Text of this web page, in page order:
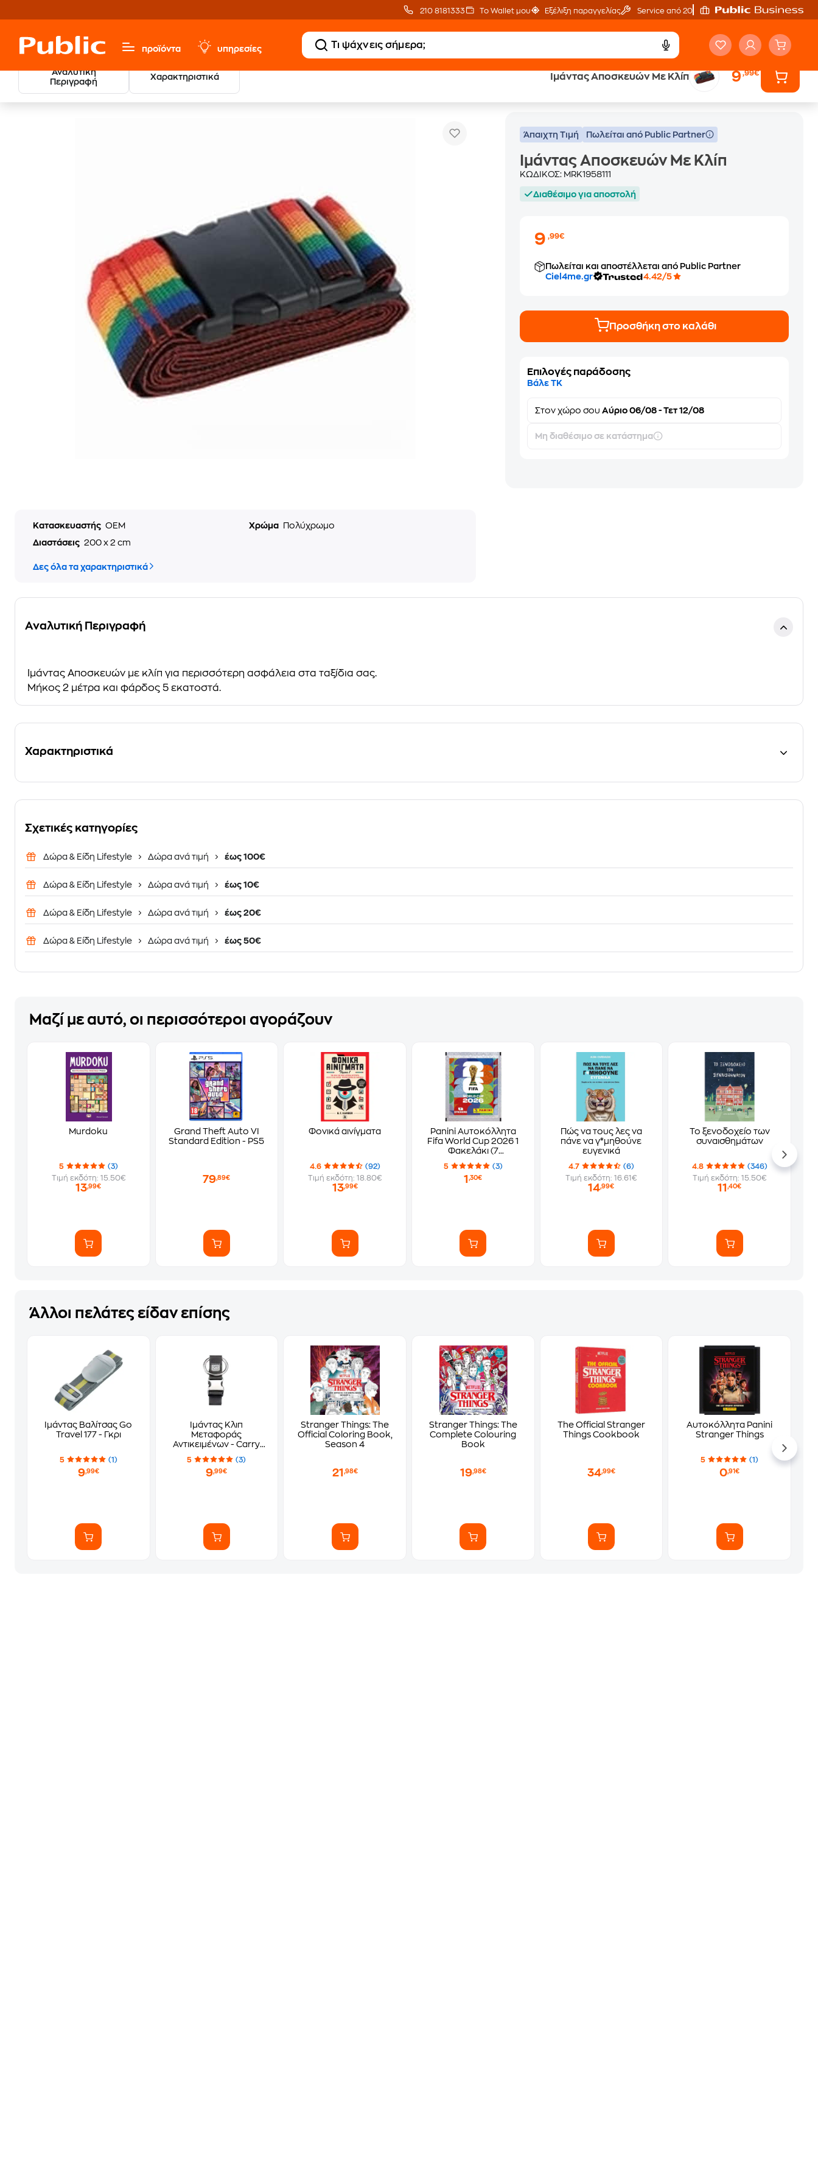
210 8181333 Το Wallet μου Εξέλιξη παραγγελίας Service από 20'
προϊόντα υπηρεσίες
Αναλυτική
Περιγραφή
Χαρακτηριστικά Ιμάντας Αποσκευών Με Κλίπ 9,99€
Sports & Hobbies
Κατασκευαστής OEM Χρώμα
Πολύχρωμο
Διαστάσεις 200 x 2 cm
Δες όλα τα χαρακτηριστικά
Άπαιχτη Τιμή Πωλείται από Public Partner
Ιμάντας Αποσκευών Με Κλίπ
ΚΩΔΙΚΟΣ: MRK1958111
Διαθέσιμο για αποστολή
9,99€
Πωλείται και αποστέλλεται από Public Partner
Ciel4me.gr
4.42/5
Προσθήκη στο καλάθι
Επιλογές παράδοσης
Βάλε ΤΚ
Στονχώρο σου Αύριο 06/08 - Τετ 12/08
Μη διαθέσιμο σε κατάστημα
Αναλυτική Περιγραφή
Ιμάντας Αποσκευών με κλίπ για περισσότερη ασφάλεια στα ταξίδια σας.
Μήκος 2 μέτρα και φάρδος 5 εκατοστά.
Χαρακτηριστικά
Σχετικές κατηγορίες
Δώρα & Είδη Lifestyle Δώρα ανά τιμή έως 100€
Δώρα & Είδη Lifestyle Δώρα ανά τιμή έως 10€
Δώρα & Είδη Lifestyle Δώρα ανά τιμή έως 20€
Δώρα & Είδη Lifestyle Δώρα ανά τιμή έως 50€
Μαζί με αυτό, οι περισσότεροι αγοράζουν
Murdoku
5
(3)
Τιμή εκδότη: 15.50€
13,99€
Grand Theft Auto VI
Standard Edition - PS5
79,89€
Φονικά αινίγματα
4.6
(92)
Τιμή εκδότη: 18.80€
13,99€
Panini Αυτοκόλλητα
Fifa World Cup 2026 1
Φακελάκι (7
Αυτοκόλλητα)
5 (3)
1,30€
Πώς να τους λες να
πάνε να γ*μηθούνε
ευγενικά
4.7
(6)
Τιμή εκδότη: 16.61€
14,99€
Το ξενοδοχείο των
συναισθημάτων
4.8
(346)
Τιμή εκδότη: 15.50€
11,40€
Άλλοι πελάτες είδαν επίσης
Ιμάντας Βαλίτσας Go
Travel 177 - Γκρι
5 (1)
9,99€
Ιμάντας Κλιπ
Μεταφοράς
Αντικειμένων - Carry
Clip Go Travel
5 (3)
9,99€
Stranger Things: The
Official Coloring Book,
Season 4
21 ,98€
Stranger Things: The
Complete Colouring
Book
19,98€
The Official Stranger
Things Cookbook
34,99€
Αυτοκόλλητα Panini
Stranger Things
5 (1)
0,91€